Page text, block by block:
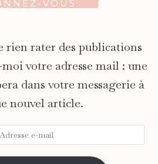
VOUS
rien rater des publications
votre adresse mail : une
dans votre messagerie à
nouvel article.